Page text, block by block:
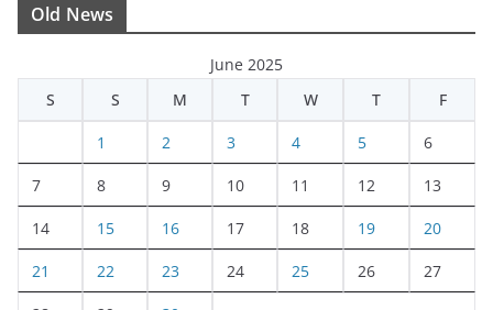
Old News
June 2025
S
S M T W T F
1 2 3 4 5 6
7 8 9 10 11 12 13
14 15 16 17 18 19 20
21 22 23 24 25 26 27